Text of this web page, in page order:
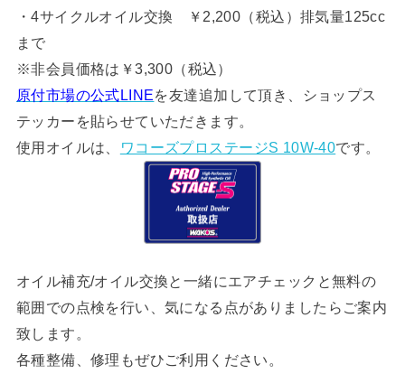
・4サイクルオイル交換 ￥2,200（税込）排気量125cc
まで
※非会員価格は￥3,300（税込）
原付市場の公式LINEを友達追加して頂き、ショップス
テッカーを貼らせていただきます。
使用オイルは、
ワコーズプロステージS 10W-40です。
オイル補充/オイル交換と一緒にエアチェックと無料の
範囲での点検を行い、気になる点がありましたらご案内
致します。
各種整備、修理もぜひご利用ください。